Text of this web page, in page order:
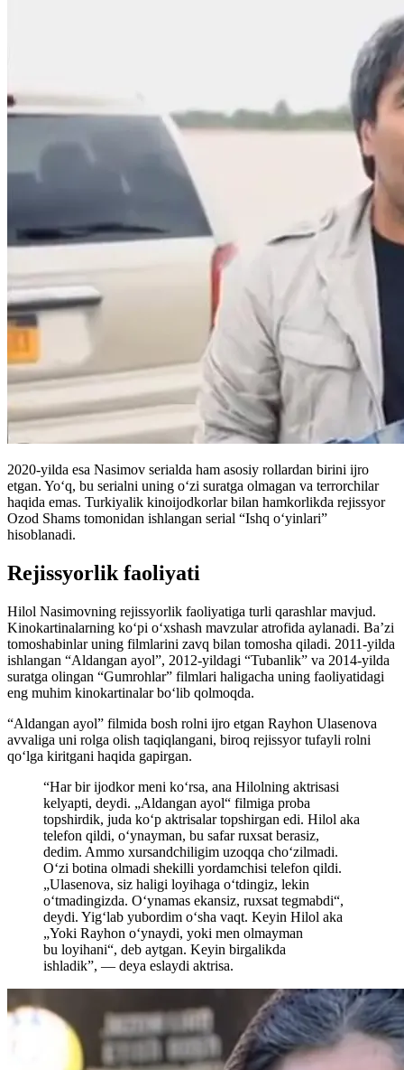
2020-yilda esa Nasimov serialda ham asosiy rollardan birini ijro
etgan. Yoʻq, bu serialni uning oʻzi suratga olmagan va terrorchilar
haqida emas. Turkiyalik kinoijodkorlar bilan hamkorlikda rejissyor
Ozod Shams tomonidan ishlangan serial “Ishq oʻyinlari”
hisoblanadi.
Rejissyorlik faoliyati
Hilol Nasimovning rejissyorlik faoliyatiga turli qarashlar mavjud.
Kinokartinalarning koʻpi oʻxshash mavzular atrofida aylanadi. Ba’zi
tomoshabinlar uning filmlarini zavq bilan tomosha qiladi. 2011-yilda
ishlangan “Aldangan ayol”, 2012-yildagi “Tubanlik” va 2014-yilda
suratga olingan “Gumrohlar” filmlari haligacha uning faoliyatidagi
eng muhim kinokartinalar boʻlib qolmoqda.
“Aldangan ayol” filmida bosh rolni ijro etgan Rayhon Ulasenova
avvaliga uni rolga olish taqiqlangani, biroq rejissyor tufayli rolni
qoʻlga kiritgani haqida gapirgan.
“Har bir ijodkor meni koʻrsa, ana Hilolning aktrisasi
kelyapti, deydi. „Aldangan ayol“ filmiga proba
topshirdik, juda koʻp aktrisalar topshirgan edi. Hilol aka
telefon qildi, oʻynayman, bu safar ruxsat berasiz,
dedim. Ammo xursandchiligim uzoqqa choʻzilmadi.
Oʻzi botina olmadi shekilli yordamchisi telefon qildi.
„Ulasenova, siz haligi loyihaga oʻtdingiz, lekin
oʻtmadingizda. Oʻynamas ekansiz, ruxsat tegmabdi“,
deydi. Yigʻlab yubordim oʻsha vaqt. Keyin Hilol aka
„Yoki Rayhon oʻynaydi, yoki men olmayman
bu loyihani“, deb aytgan. Keyin birgalikda
ishladik”, — deya eslaydi aktrisa.